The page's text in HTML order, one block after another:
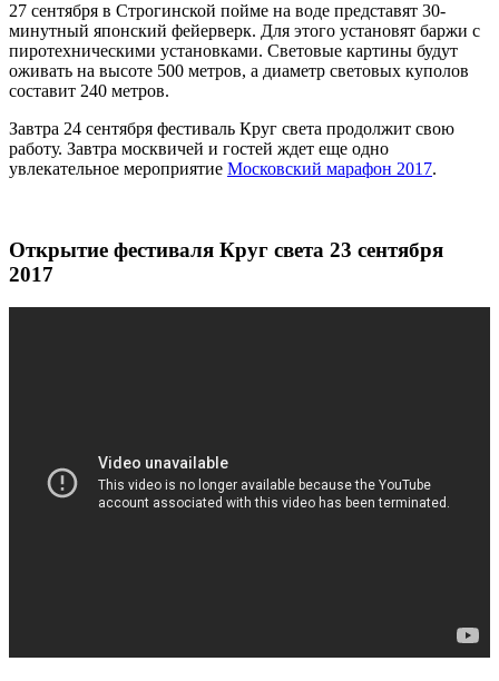
27 сентября в Строгинской пойме на воде представят 30-
минутный японский фейерверк. Для этого установят баржи с
пиротехническими установками. Световые картины будут
оживать на высоте 500 метров, а диаметр световых куполов
составит 240 метров.
Завтра 24 сентября фестиваль Круг света продолжит свою
работу. Завтра москвичей и гостей ждет еще одно
увлекательное мероприятие Московский марафон 2017.
Открытие фестиваля Круг света 23 сентября
2017